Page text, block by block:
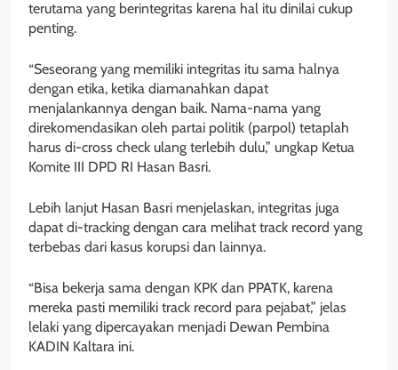
terutama yang berintegritas karena hal itu dinilai cukup
penting.
“Seseorang yang memiliki integritas itu sama halnya
dengan etika, ketika diamanahkan dapat
menjalankannya dengan baik. Nama-nama yang
direkomendasikan oleh partai politik (parpol) tetaplah
harus di-cross check ulang terlebih dulu,” ungkap Ketua
Komite III DPD RI Hasan Basri.
Lebih lanjut Hasan Basri menjelaskan, integritas juga
dapat di-tracking dengan cara melihat track record yang
terbebas dari kasus korupsi dan lainnya.
“Bisa bekerja sama dengan KPK dan PPATK, karena
mereka pasti memiliki track record para pejabat,” jelas
lelaki yang dipercayakan menjadi Dewan Pembina
KADIN Kaltara ini.